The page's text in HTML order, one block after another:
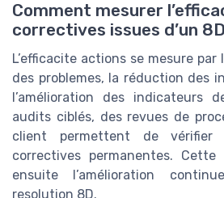
Comment mesurer
correctives issues d’un
L’efficacite actions se mesure
des problemes, la réduction des
l’amélioration des indicateurs
audits ciblés, des revues de
client permettent de vérifier
correctives permanentes.
ensuite l’amélioration
resolution 8D.